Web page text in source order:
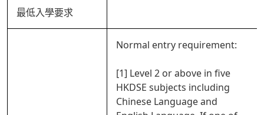
最低入學要求
Normal entry requirement:
[1] Level 2 or above in five
HKDSE subjects including
Chinese Language and